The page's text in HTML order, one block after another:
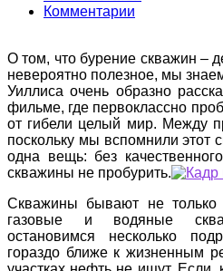
Комментарии
О том, что бурение скважин –
невероятно полезное, мы
Уиллиса очень образно
фильме, где первоклассно
от гибели целый мир. Между
поскольку мы вспомнили этот
одна вещь: без
скважины не пробурить.
Скважины бывают не
газовые и водяные
остановимся несколько
гораздо ближе к жизненным